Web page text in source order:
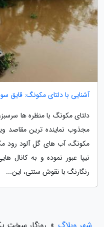
آشنایی با دلتای مکونگ: قایق
دلتای مکونگ با منظره ها
مجذوب نماینده ترین مقاصد
مکونگ، آب های گل آلود رود
نیپا عبور نموده و به کانال
رنگارنگ با نقوش سنتی، این...